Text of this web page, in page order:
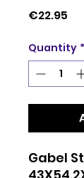
€22.95
Quantity *
Gabel